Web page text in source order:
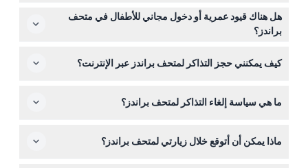
العربات مرحب بها في المتحف، لكن لا يوجد غرفة لتخزين
الأمتعة، لذلك من الأفضل تجنب إحضار أشياء كبيرة مثل
الحقائب.
هل هناك قيود عمرية أو دخول مجاني للأطفال في متحف
براندز؟
تذكرة.
كيف يمكنني حجز التذاكر لمتحف براندز عبر الإنترنت؟
عن طريق اختيار التاريخ والوقت المفضلين وإكمال عملية الحجز
ما هي سياسة إلغاء التذاكر لمتحف براندز؟
ظرف من الظروف.
ماذا يمكن أن أتوقع خلال زيارتي لمتحف براندز؟